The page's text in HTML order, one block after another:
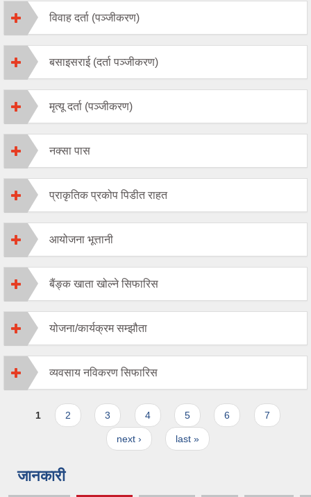
विवाह दर्ता (पञ्जीकरण)
बसाइसराई (दर्ता पञ्जीकरण)
मृत्यू दर्ता (पञ्जीकरण)
नक्सा पास
प्राकृतिक प्रकोप पिडीत राहत
आयोजना भूत्तानी
बैंङ्क खाता खोल्ने सिफारिस
योजना/कार्यक्रम सम्झौता
व्यवसाय नविकरण सिफारिस
Pages
1 2 3 4 5 6 7
next › last »
जानकारी